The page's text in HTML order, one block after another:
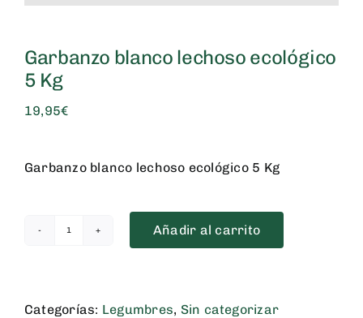
Garbanzo blanco lechoso ecológico
5 Kg
19,95€
Garbanzo blanco lechoso ecológico 5 Kg
ecológico
Añadir al carrito
Categorías: Legumbres, Sin categorizar